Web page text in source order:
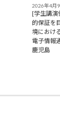
2026年4月
[学生講演
的保証を
境におけ
電子情報
鹿児島